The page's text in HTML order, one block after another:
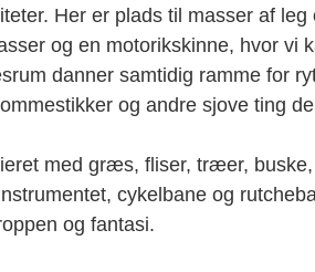
Her er plads til masser af
og en motorikskinne, hvor vi
danner samtidig ramme for
og andre sjove ting
med græs, fliser, træer,
cykelbane og
og fantasi.